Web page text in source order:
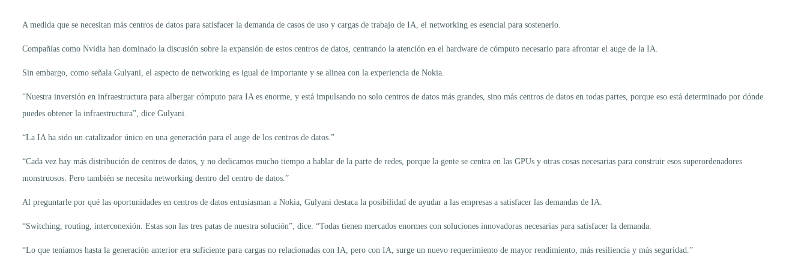
A medida que se necesitan más centros de datos para satisfacer la demanda de casos de uso y cargas de trabajo de IA, el networking es esencial para sostenerlo.
Compañías como Nvidia han dominado la discusión sobre la expansión de estos centros de datos, centrando la atención en el hardware de cómputo necesario para afrontar el auge de la IA.
Sin embargo, como señala Gulyani, el aspecto de networking es igual de importante y se alinea con la experiencia de Nokia.
“Nuestra inversión en infraestructura para albergar cómputo para IA es enorme, y está impulsando no solo centros de datos más grandes, sino más centros de datos en todas partes, porque eso está determinado por dónde
puedes obtener la infraestructura”, dice Gulyani.
“La IA ha sido un catalizador único en una generación para el auge de los centros de datos.”
“Cada vez hay más distribución de centros de datos, y no dedicamos mucho tiempo a hablar de la parte de redes, porque la gente se centra en las GPUs y otras cosas necesarias para construir esos superordenadores
monstruosos. Pero también se necesita networking dentro del centro de datos.”
Al preguntarle por qué las oportunidades en centros de datos entusiasman a Nokia, Gulyani destaca la posibilidad de ayudar a las empresas a satisfacer las demandas de IA.
“Switching, routing, interconexión. Estas son las tres patas de nuestra solución”, dice. “Todas tienen mercados enormes con soluciones innovadoras necesarias para satisfacer la demanda.
“Lo que teníamos hasta la generación anterior era suficiente para cargas no relacionadas con IA, pero con IA, surge un nuevo requerimiento de mayor rendimiento, más resiliencia y más seguridad.”